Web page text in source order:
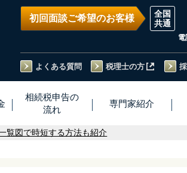
初回面談ご希望のお客様
よくある質問 税理士の方
相続税申告の
流れ
専門家紹介
覧図で時短する方法も紹介